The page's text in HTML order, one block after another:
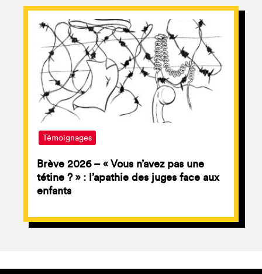
Témoignages
Brève 2026 – « Vous n’avez pas une
tétine ? » : l’apathie des juges face aux
enfants